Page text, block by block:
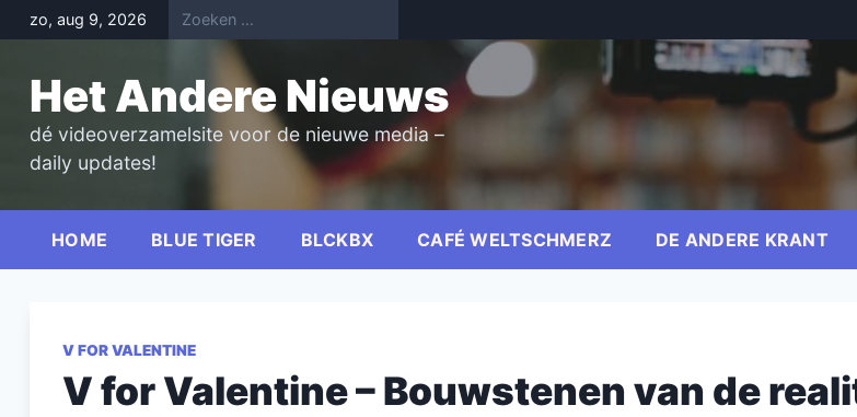
Skip
to
zo, aug 9, 2026
Het Andere Nieuws
dé videoverzamelsite voor de nieuwe media –
daily updates!
HOME BLUE TIGER BLCKBX CAFÉ WELTSCHMERZ DE ANDERE KRANT
V FOR VALENTINE
V for Valentine – Bouwstenen van de